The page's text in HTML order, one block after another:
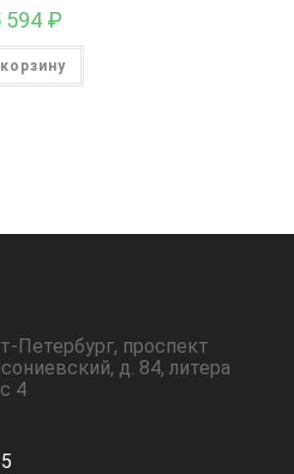
594 ₽
Петербург, проспект
д. 84, литера
4